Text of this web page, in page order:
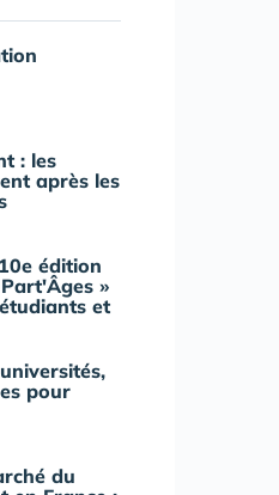
: les
après les
édition
»
et
pour
du